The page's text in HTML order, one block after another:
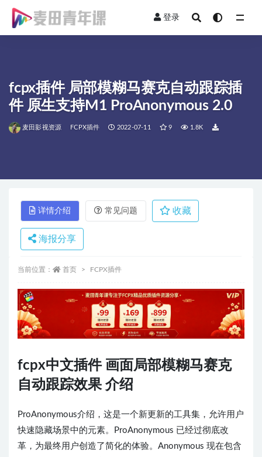
登录
fcpx插件 局部模糊马赛克自动跟踪插
件 原生支持M1 ProAnonymous 2.0
麦田影视资源 FCPX插件 2022-07-11 9 1.8K
详情介绍 常见问题 收藏
海报分享
当前位置： 首页 FCPX插件
fcpx中文插件 画面局部模糊马赛克
自动跟踪效果 介绍
ProAnonymous介绍，这是一个新更新的工具集，允许用户
快速隐藏场景中的元素。ProAnonymous 已经过彻底改
革，为最终用户创造了简化的体验。Anonymous 现在包含